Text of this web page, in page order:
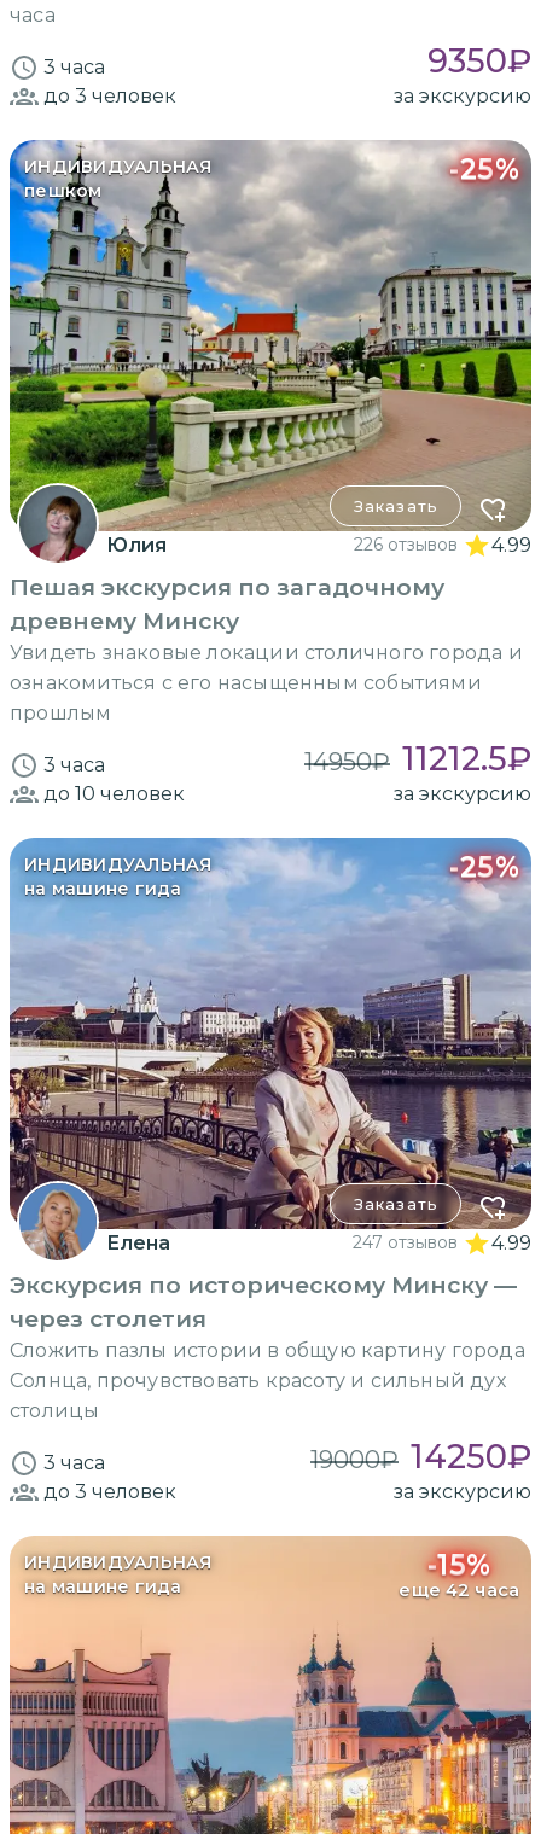
часа
3 часа 9350₽
до 3 человек за экскурсию
ИНДИВИДУАЛЬНАЯ
пешком
-25%
Заказать
Юлия 226 отзывов 4.99
Пешая экскурсия по загадочному
древнему Минску
Увидеть знаковые локации столичного города и
ознакомиться с его насыщенным событиями
прошлым
3 часа 14950₽ 11212.5₽
до 10 человек за экскурсию
ИНДИВИДУАЛЬНАЯ
на машине гида
-25%
Заказать
Елена 247 отзывов 4.99
Экскурсия по историческому Минску —
через столетия
Сложить пазлы истории в общую картину города
Солнца, прочувствовать красоту и сильный дух
столицы
3 часа 19000₽ 14250₽
до 3 человек за экскурсию
ИНДИВИДУАЛЬНАЯ
на машине гида
-15%
еще 42 часа